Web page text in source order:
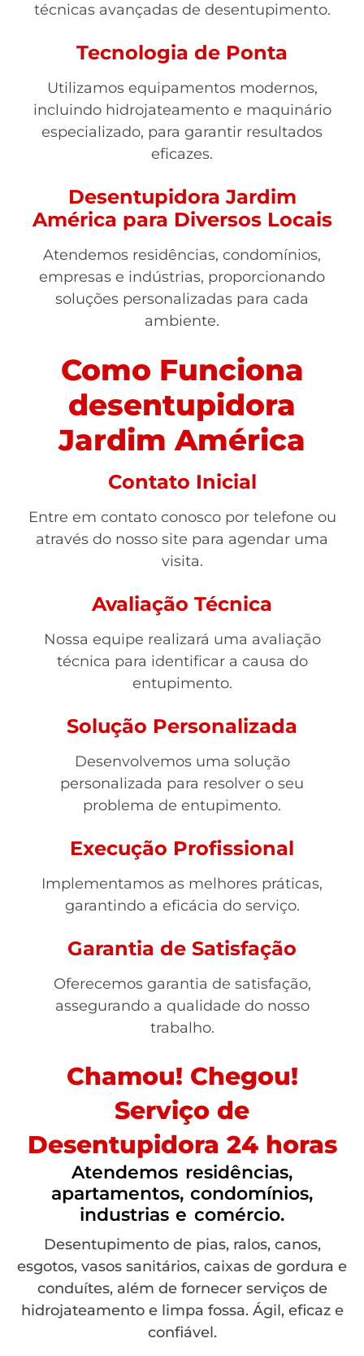
técnicas avançadas de desentupimento.
Tecnologia de Ponta
Utilizamos equipamentos modernos,
incluindo hidrojateamento e maquinário
especializado, para garantir resultados
eficazes.
Desentupidora Jardim
América para Diversos Locais
Atendemos residências, condomínios,
empresas e indústrias, proporcionando
soluções personalizadas para cada
ambiente.
Como Funciona
desentupidora
Jardim América
Contato Inicial
Entre em contato conosco por telefone ou
através do nosso site para agendar uma
visita.
Avaliação Técnica
Nossa equipe realizará uma avaliação
técnica para identificar a causa do
entupimento.
Solução Personalizada
Desenvolvemos uma solução
personalizada para resolver o seu
problema de entupimento.
Execução Profissional
Implementamos as melhores práticas,
garantindo a eficácia do serviço.
Garantia de Satisfação
Oferecemos garantia de satisfação,
assegurando a qualidade do nosso
trabalho.
Chamou! Chegou!
Serviço de
Desentupidora 24 horas
Atendemos residências,
apartamentos, condomínios,
industrias e comércio.
Desentupimento de pias, ralos, canos,
esgotos, vasos sanitários, caixas de gordura e
conduítes, além de fornecer serviços de
hidrojateamento e limpa fossa. Ágil, eficaz e
confiável.